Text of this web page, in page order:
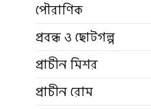
পৌরাণিক
প্রবন্ধ ও ছোটগল্প
প্রাচীন মিশর
প্রাচীন রোম